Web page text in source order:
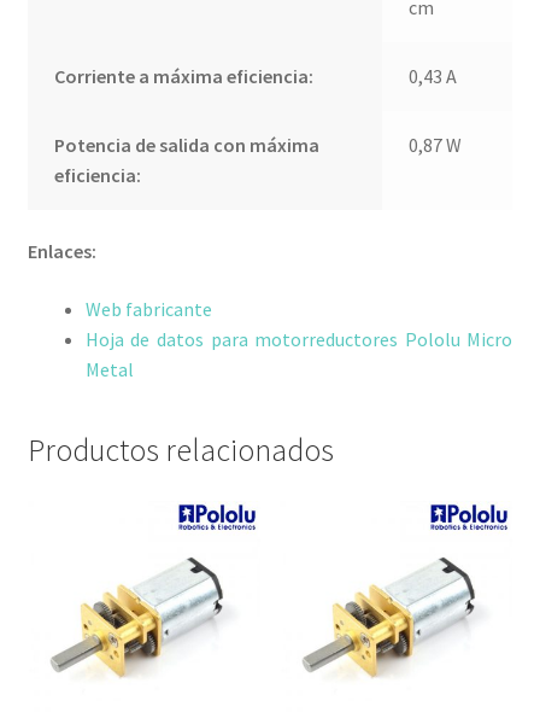
cm
Corriente a máxima eficiencia: 0,43 A
Potencia de salida con máxima
eficiencia:
0,87 W
Enlaces:
Web fabricante
Hoja de datos para motorreductores Pololu Micro
Metal
Productos relacionados